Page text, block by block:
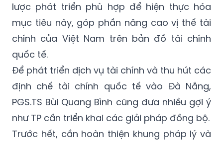
lược phát triển phù hợp để hiện thực hóa
mục tiêu này, góp phần nâng cao vị thế tài
chính của Việt Nam trên bản đồ tài chính
quốc tế.
Để phát triển dịch vụ tài chính và thu hút các
định chế tài chính quốc tế vào Đà Nẵng,
PGS.TS Bùi Quang Bình cũng đưa nhiều gợi ý
như TP cần triển khai các giải pháp đồng bộ.
Trước hết, cần hoàn thiện khung pháp lý và